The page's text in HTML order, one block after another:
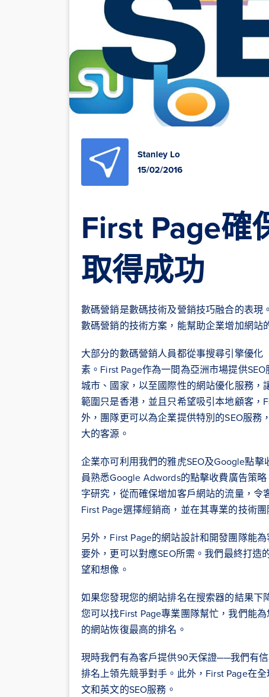
Stanley Lo
15/02/2016
First Page確
取得成功
數碼營銷是數碼技術及營銷技巧融合的表現
數碼營銷的技術方案，能幫助企業增加網站
大部分的數碼營銷人員都從事搜尋引擎優
素。First Page作為一間為亞洲市場提供
城市、國家，以至國際性的網站優化服務
範圍只是香港，並且只希望吸引本地顧客，
外，團隊更可以為企業提供特別的SEO服
大的客源。
企業亦可利用我們的雅虎SEO及Google點
員熟悉Google Adwords的點擊收費廣告策
字研究，從而確保增加客戶網站的流量，
First Page選擇經銷商，並在其專業的技術團
另外，First Page的網站設計和開發團隊能
要外，更可以對應SEO所需。我們最終打
望和想像。
如果您發現您的網站排名在搜索器的結果
您可以找First Page專業團隊幫忙，我們能
的網站恢復最高的排名。
現時我們有為客戶提供90天保證──我們有
排名上領先競爭對手。此外，First Page在
文和英文的SEO服務。